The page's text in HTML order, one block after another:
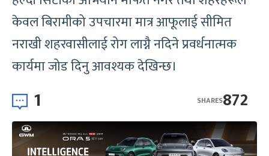
केवल बिरामीको उपचारमा मात्र आफूलाई सीमित
नराखी शहरवासीलाई रोग लाग्नै नदिने प्रवर्धनात्मक
कार्यमा जोड दिनु आवश्यक देखिन्छ।
1 872
SHARES